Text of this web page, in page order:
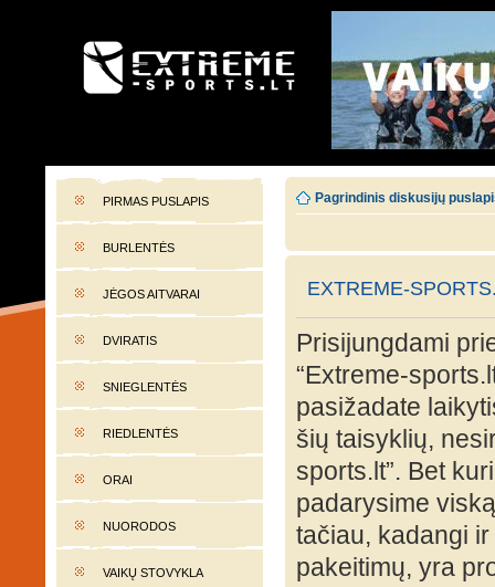
EXTREME-SPORTS.LT
PIRMAS PUSLAPIS
BURLENTĖS
JĖGOS AITVARAI
DVIRATIS
SNIEGLENTĖS
RIEDLENTĖS
ORAI
NUORODOS
VAIKŲ STOVYKLA
Pagrindinis diskusijų
EXTREME-
Prisijungdami
“Extreme-
pasižadate
šių taisyklių,
sports.lt”. Bet
padarysime
tačiau, kadangi
pakeitimų, yra